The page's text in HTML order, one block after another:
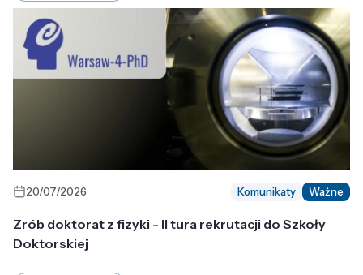
20/07/2026 Komunikaty Ważne
Zrób doktorat z fizyki - II tura rekrutacji do Szkoły
Doktorskiej